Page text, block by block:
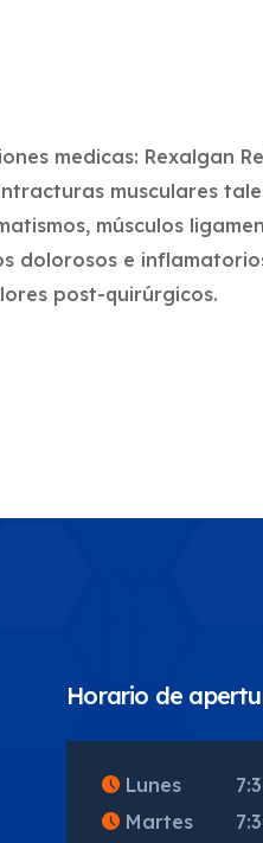
medicas: Rexalgan
musculares
músculos
dolorosos e
post-quirúrgicos.
Horario de
Lunes
Martes